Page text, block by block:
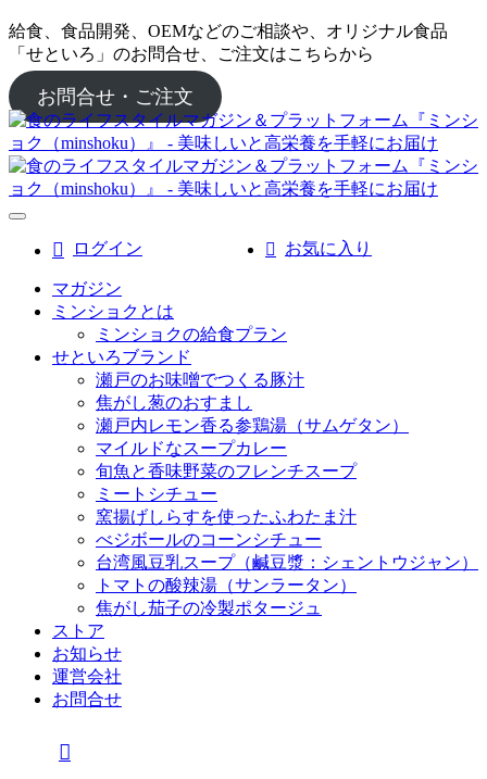
給食、食品開発、OEMなどのご相談や、オリジナル食品
「せといろ」のお問合せ、ご注文はこちらから
お問合せ・ご注文
ログイン お気に入り
マガジン
ミンショクとは
ミンショクの給食プラン
せといろブランド
瀬戸のお味噌でつくる豚汁
焦がし葱のおすまし
瀬戸内レモン香る参鶏湯（サムゲタン）
マイルドなスープカレー
旬魚と香味野菜のフレンチスープ
ミートシチュー
窯揚げしらすを使ったふわたま汁
べジボールのコーンシチュー
台湾風豆乳スープ（鹹豆漿：シェントウジャン）
トマトの酸辣湯（サンラータン）
焦がし茄子の冷製ポタージュ
ストア
お知らせ
運営会社
お問合せ